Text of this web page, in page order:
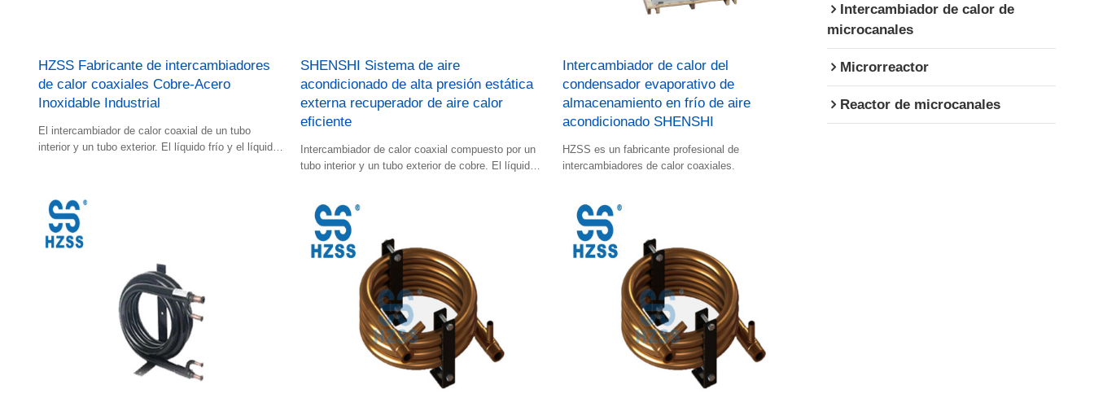
HZSS Fabricante de intercambiadores
de calor coaxiales Cobre-Acero
Inoxidable Industrial
El intercambiador de calor coaxial de un tubo
interior y un tubo exterior. El líquido frío y el líquido
SHENSHI Sistema de aire
acondicionado de alta presión estática
externa recuperador de aire calor
eficiente
Intercambiador de calor coaxial compuesto por un
tubo interior y un tubo exterior de cobre. El líquido
Intercambiador de calor del
condensador evaporativo de
almacenamiento en frío de aire
acondicionado SHENSHI
HZSS es un fabricante profesional de
intercambiadores de calor coaxiales.
Intercambiador de calor de
microcanales
Microrreactor
Reactor de microcanales